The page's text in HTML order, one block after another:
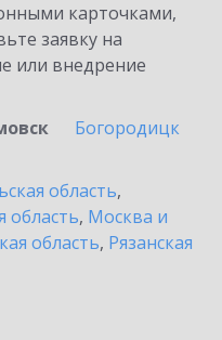
карточками,
заявку на
или внедрение
Богородицк
область,
область, Москва и
область, Рязанская